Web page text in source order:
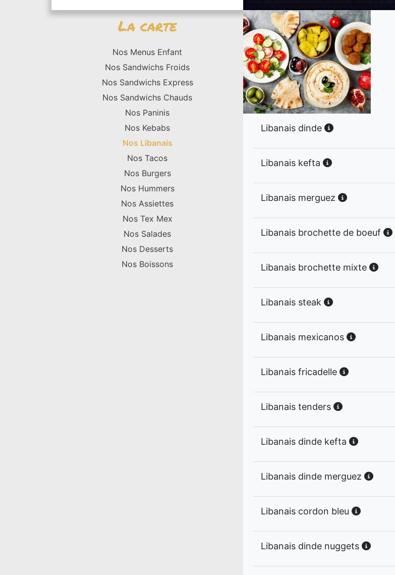
La carte
Nos Menus Enfant
Nos Sandwichs Froids
Nos Sandwichs Express
Nos Sandwichs Chauds
Nos Paninis
Nos Kebabs
Nos Libanais
Nos Tacos
Nos Burgers
Nos Hummers
Nos Assiettes
Nos Tex Mex
Nos Salades
Nos Desserts
Nos Boissons
Libanais dinde
Libanais kefta
Libanais merguez
Libanais brochette de boeuf
Libanais brochette mixte
Libanais steak
Libanais mexicanos
Libanais fricadelle
Libanais tenders
Libanais dinde kefta
Libanais dinde merguez
Libanais cordon bleu
Libanais dinde nuggets